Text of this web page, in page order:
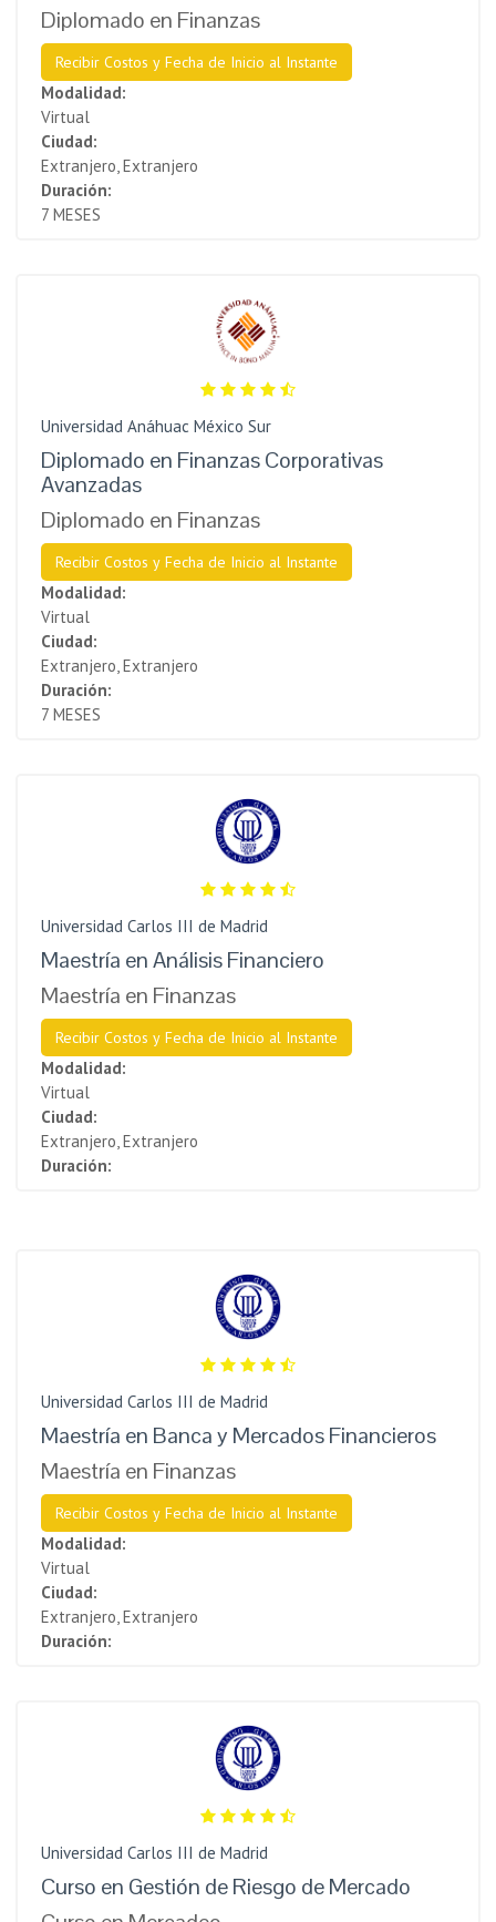
Diplomado en Finanzas
Recibir Costos y Fecha de Inicio al Instante
Modalidad:
Virtual
Ciudad:
Extranjero, Extranjero
Duración:
7 MESES
Universidad Anáhuac México Sur
Diplomado en Finanzas Corporativas
Avanzadas
Diplomado en Finanzas
Recibir Costos y Fecha de Inicio al Instante
Modalidad:
Virtual
Ciudad:
Extranjero, Extranjero
Duración:
7 MESES
Universidad Carlos III de Madrid
Maestría en Análisis Financiero
Maestría en Finanzas
Recibir Costos y Fecha de Inicio al Instante
Modalidad:
Virtual
Ciudad:
Extranjero, Extranjero
Duración:
Universidad Carlos III de Madrid
Maestría en Banca y Mercados Financieros
Maestría en Finanzas
Recibir Costos y Fecha de Inicio al Instante
Modalidad:
Virtual
Ciudad:
Extranjero, Extranjero
Duración:
Universidad Carlos III de Madrid
Curso en Gestión de Riesgo de Mercado